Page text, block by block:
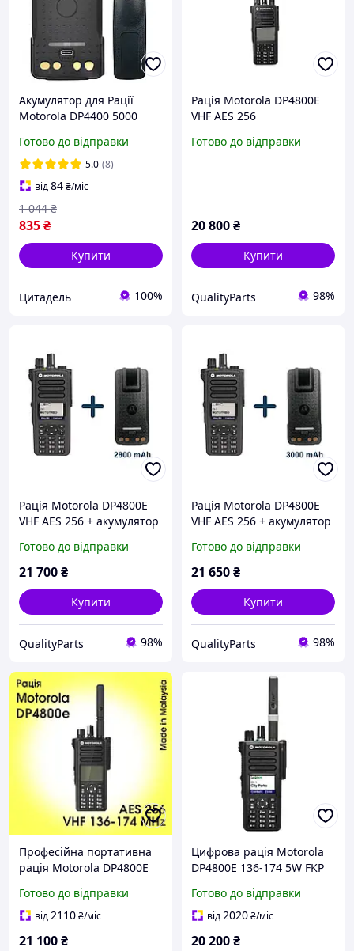
Акумулятор для Рації
Motorola DP4400 5000
Радіостанцію Моторола
DP4800 DP4600 DP4400e +
кліпса
Готово до відправки
5.0 (8)
від84₴/міс
835₴
1 044 ₴
Купити
Цитадель 100%
Рація Motorola DP4800E
VHF AES 256
Готово до відправки
20 800₴
Купити
QualityParts 98%
Рація Motorola DP4800Е
VHF AES 256 + акумулятор
Готово до відправки
21 700₴
Купити
QualityParts 98%
Рація Motorola DP4800E
VHF AES 256 + акумулятор
Готово до відправки
21 650₴
Купити
QualityParts 98%
Професійна портативна
рація Motorola DP4800E
Готово до відправки
від2110₴/міс
21 100₴
Цифрова рація Motorola
DP4800E 136-174 5W FKP
Готово до відправки
від2020₴/міс
20 200₴